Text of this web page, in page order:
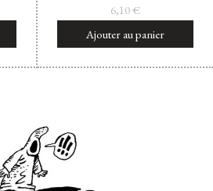
6,10€
Ajouter au panier